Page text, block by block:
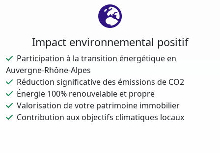
Impact environnemental positif
Participation à la transition énergétique en
Auvergne-Rhône-Alpes
Réduction significative des émissions de CO2
Énergie 100% renouvelable et propre
Valorisation de votre patrimoine immobilier
Contribution aux objectifs climatiques locaux